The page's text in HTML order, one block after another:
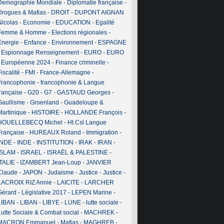
Mondiale - Diplomatie française -
& Mafias- DROIT- DUPONT AIGNAN
- Economie - EDUCATION - Egalité
& Homme - Elections régionales-
- Enfance - Environnement- ESPAGNE
Espionnage Renseignement- EURO- EURO
Européenne 2024- Finance criminelle -
- FMI - France-Allemagne -
- francophonie & Langue
- G20- G7 - GASTAUD Georges-
- Groenland - Guadeloupe &
- HISTOIRE- HOLLANDE François-
Michel - Ht Csl Langue
- HUREAUX Roland - Immigration -
- INDE- INSTITUTION - IRAK- IRAN -
- ISRAEL- ISRAËL & PALESTINE-
- IZAMBERT Jean-Loup- JANVIER
- JAPON - Judaisme - Justice - Justice -
RIZ Annie - LAICITE- LARCHER
- Législative 2017 - LEPEN Marine -
- LIBAN - LIBYE- LUNE- lutte sociale -
Sociale & Combat social - MACHREK-
Emmanuel - Mafias- MAGHREB-